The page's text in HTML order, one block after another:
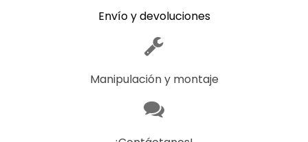
Envío y devoluciones
Manipulación y montaje